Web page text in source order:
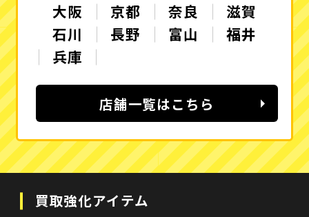
大阪
京都 奈良
滋賀
石川
長野 富山
福井
兵庫
店舗一覧はこちら
買取強化アイテム